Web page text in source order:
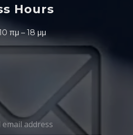
Hours
πμ – 18 μμ